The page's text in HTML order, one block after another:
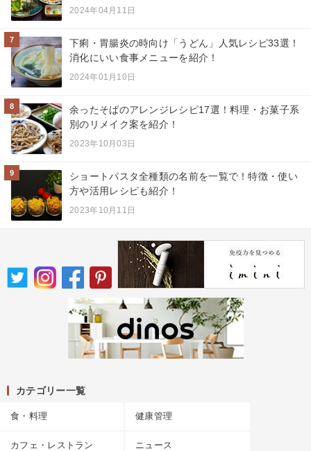
2024年04月11日
7
下痢・胃腸炎の時向け「うどん」人気レシピ33選！
消化にいい食事メニューを紹介！
2024年01月10日
8
余ったそばのアレンジレシピ17選！料理・お菓子系
別のリメイク案を紹介！
2023年10月03日
9
ショートパスタ全種類の名前を一覧で！特徴・使い
方や活用レシピも紹介！
2023年10月11日
カテゴリー一覧
食・料理 健康管理
カフェ・レストラン ニュース